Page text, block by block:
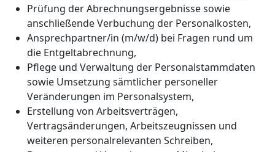
Prüfung der Abrechnungsergebnisse sowie
anschließende Verbuchung der Personalkosten,
Ansprechpartner/in (m/w/d) bei Fragen rund um
die Entgeltabrechnung,
Pflege und Verwaltung der Personalstammdaten
sowie Umsetzung sämtlicher personeller
Veränderungen im Personalsystem,
Erstellung von Arbeitsverträgen,
Vertragsänderungen, Arbeitszeugnissen und
weiteren personalrelevanten Schreiben,